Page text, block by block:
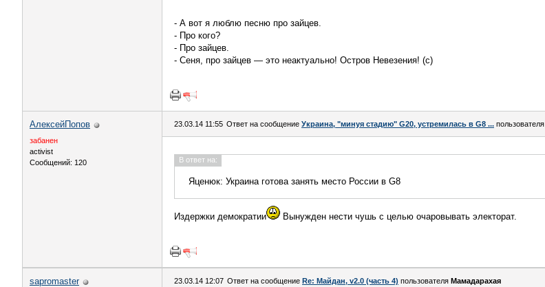
- А вот я люблю песню про зайцев.
- Про кого?
- Про зайцев.
- Сеня, про зайцев — это неактуально! Остров Невезения! (с)
АлексейПопов
забанен
activist
Сообщений: 120
23.03.14 11:55 Ответ на сообщение Украина, "минуя стадию" G20, устремилась в G8 ... пользователя
В ответ на:
Яценюк: Украина готова занять место России в G8
Издержки демократии Вынужден нести чушь с целью очаровывать электорат.
sapromaster 23.03.14 12:07 Ответ на сообщение Re: Майдан, v2.0 (часть 4) пользователя Мамадарахая